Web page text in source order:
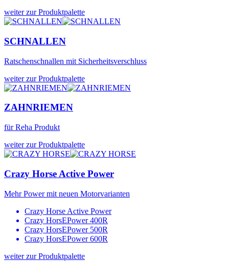
weiter zur Produktpalette
SCHNALLEN
Ratschenschnallen mit Sicherheitsverschluss
weiter zur Produktpalette
ZAHNRIEMEN
für Reha Produkt
weiter zur Produktpalette
Crazy Horse Active Power
Mehr Power mit neuen Motorvarianten
Crazy Horse Active Power
Crazy HorsEPower 400R
Crazy HorsEPower 500R
Crazy HorsEPower 600R
weiter zur Produktpalette